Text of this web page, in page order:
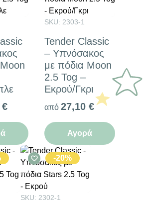
€
SKU: 2303-1
Tender Classic
– Υπνόσακος
με πόδια Moon
2.5 Tog –
Εκρού/Γκρι
από 27,10 €
Αγορά
-20%
SKU: 2302-1